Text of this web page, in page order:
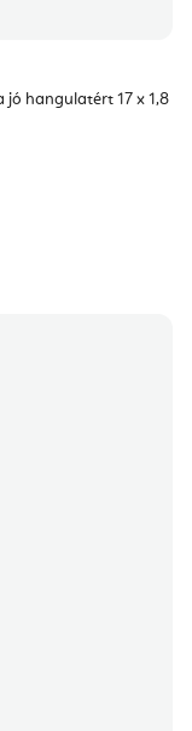
jó hangulatért 17 x 1,8